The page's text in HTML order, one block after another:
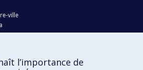
ville
l’importance de